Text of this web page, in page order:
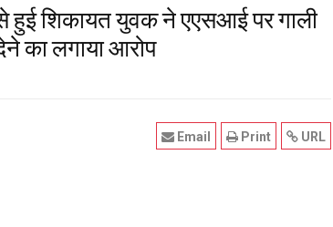
हुई शिकायत युवक ने एएसआई पर गाली
का लगाया आरोप
URL
Print
Email